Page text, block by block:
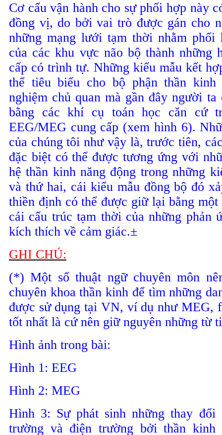
Cơ cấu vận hành cho sự phối hợp này
đồng vị, do bởi vai trò được gán cho
những mạng lưới tạm thời nhằm phối
của các khu vực não bộ thành những
cấp có trình tự. Những kiểu mẫu kết
thể tiêu biểu cho bộ phận thần
nghiệm chủ quan mà gần đây người
bằng các khí cụ toán học căn cứ
EEG/MEG cung cấp (xem hình 6).
của chúng tôi như vậy là, trước tiên,
đặc biệt có thể được tương ứng với
hệ thần kinh năng động trong những
và thứ hai, cái kiểu mẫu đồng bộ đó
thiền định có thể được giữ lại bằng
cái cấu trúc tạm thời của những phản
kích thích về cảm giác.±
GHI CHÚ:
(*) Một số thuật ngữ chuyên môn
chuyên khoa thần kinh để tìm những
được sử dụng tại VN, ví dụ như MEG,
tốt nhất là cứ nên giữ nguyên những từ
Hình ảnh trong bài:
Hình 1: EEG
Hình 2: MEG
Hình 3: Sự phát sinh những thay
trường và điện trường bởi thần kinh